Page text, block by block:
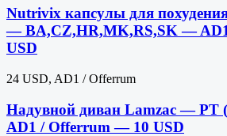
Nutrivix капсулы для
— BA,CZ,HR,MK,RS,SK —
USD
24 USD, AD1 / Offerrum
Надувной диван Lamzac — PT
AD1 / Offerrum — 10 USD